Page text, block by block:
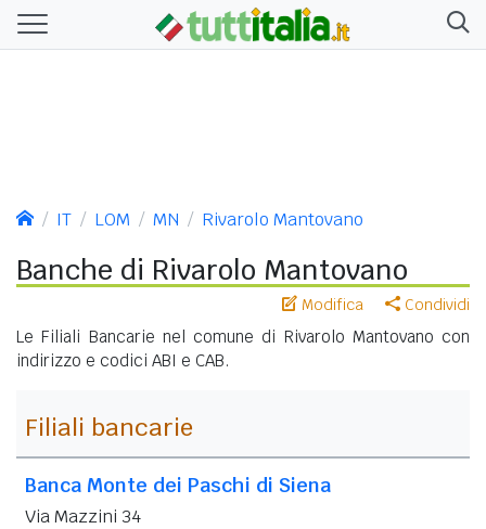
IT LOM MN Rivarolo Mantovano
Banche di Rivarolo Mantovano
Modifica Condividi
Le Filiali Bancarie nel comune di Rivarolo Mantovano con
indirizzo e codici ABI e CAB.
Filiali bancarie
Banca Monte dei Paschi di Siena
Via Mazzini 34